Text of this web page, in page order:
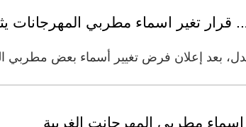
تغير اسماء مطربي المهرجانات
بعد إعلان فرض تغيير أسماء بعض مطربي
مطربي المهرجانت الغريبة